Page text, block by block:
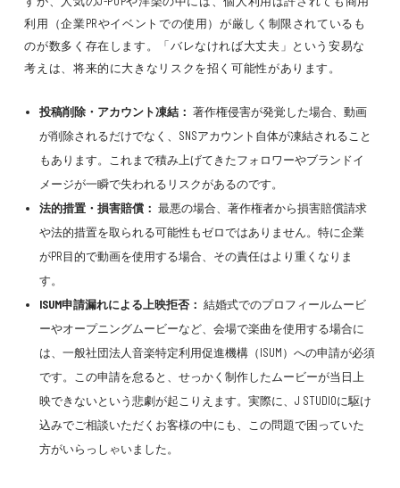
利用（企業PRやイベントでの使用）が厳しく制限されているも
のが数多く存在します。「バレなければ大丈夫」という安易な
考えは、将来的に大きなリスクを招く可能性があります。
投稿削除・アカウント凍結： 著作権侵害が発覚した場合、動画
が削除されるだけでなく、SNSアカウント自体が凍結されること
もあります。これまで積み上げてきたフォロワーやブランドイ
メージが一瞬で失われるリスクがあるのです。
法的措置・損害賠償： 最悪の場合、著作権者から損害賠償請求
や法的措置を取られる可能性もゼロではありません。特に企業
がPR目的で動画を使用する場合、その責任はより重くなりま
す。
ISUM申請漏れによる上映拒否： 結婚式でのプロフィールムービ
ーやオープニングムービーなど、会場で楽曲を使用する場合に
は、一般社団法人音楽特定利用促進機構（ISUM）への申請が必須
です。この申請を怠ると、せっかく制作したムービーが当日上
映できないという悲劇が起こりえます。実際に、J STUDIOに駆け
込みでご相談いただくお客様の中にも、この問題で困っていた
方がいらっしゃいました。